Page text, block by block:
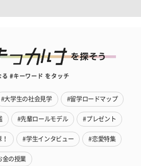
る #キーワード をタッチ
#大学生の社会見学 #留学ロードマップ
#先輩ロールモデル #プレゼント
#学生インタビュー #恋愛特集
金の授業